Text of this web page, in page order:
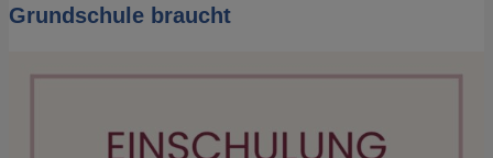
Grundschule braucht